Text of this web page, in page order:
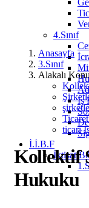
4.Sınıf
İş
İ.İ.B.F
İktisat
Anasayfa
3.Sınıf
Alakalı
ticari
Kollektif
Hukuku